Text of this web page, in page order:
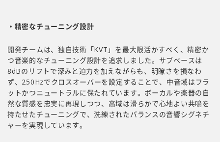
・精密なチューニング設計
開発チームは、独自技術「KVT」を最大限活かすべく、精密か
つ音楽的なチューニング設計を追求しました。サブベースは
8dBのリフトで深みと迫力を加えながらも、明瞭さを損なわ
ず、250Hzでクロスオーバーを設定することで、中音域はフラ
ットかつニュートラルに保たれています。ボーカルや楽器の自
然な質感を忠実に再現しつつ、高域は滑らかで心地よい共鳴を
持たせたチューニングで、洗練されたバランスの音響シグネチ
ャーを実現しています。